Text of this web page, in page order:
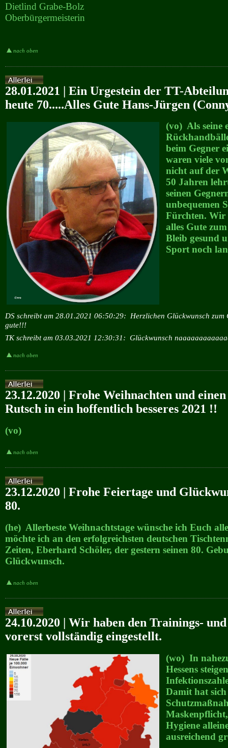
Dietlind Grabe-Bolz
Oberbürgermeisterin
nach oben
28.01.2021 | Ein Urgestein der TT-
heute 70.....Alles Gute Hans-Jürgen
(vo) Als seine
beim Gegner
waren viele
nicht auf der
50 Jahren
seinen
unbequemen
Fürchten. Wir
alles Gute
Bleib gesund
Sport noch
DS schreibt am 28.01.2021 06:50:29: Herzlichen Glückwunsch zum
gute!!!
TK schreibt am 03.03.2021 12:30:31: Glückwunsch
nach oben
23.12.2020 | Frohe Weihnachten und
Rutsch in ein hoffentlich besseres 2021 !!
(vo)
nach oben
23.12.2020 | Frohe Feiertage und
80.
(he) Allerbeste Weihnachtstage wünsche ich Euch
möchte ich an den erfolgreichsten deutschen
Zeiten, Eberhard Schöler, der gestern seinen 80.
Glückwunsch.
nach oben
24.10.2020 | Wir haben den Trainings-
vorerst vollständig eingestellt.
(wo) In
Hessens
Damit hat sich
Hygiene
ausreichend